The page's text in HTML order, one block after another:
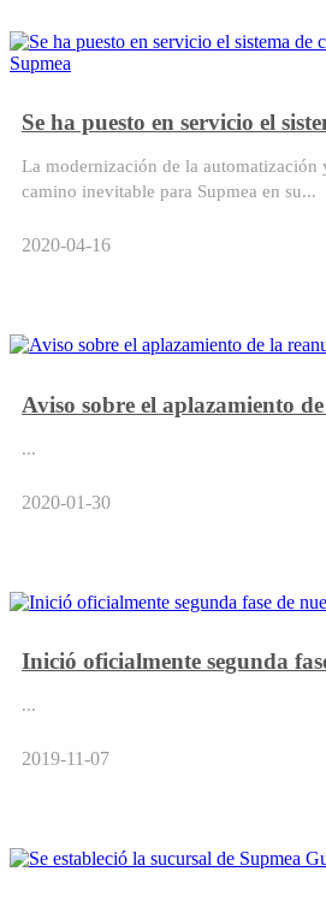
La modernización de la
camino inevitable para Supmea en su...
2020-04-16
...
2020-01-30
...
2019-11-07